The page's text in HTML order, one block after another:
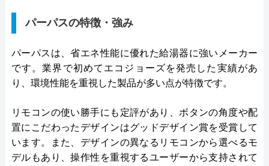
パーパスの特徴・強み
パーパスは、省エネ性能に優れた給湯器に強いメーカー
です。業界で初めてエコジョーズを発売した実績があ
り、環境性能を重視した製品が多い点が特徴です。
リモコンの使い勝手にも定評があり、ボタンの角度や配
置にこだわったデザインはグッドデザイン賞を受賞して
います。また、デザインの異なるリモコンから選べるモ
デルもあり、操作性を重視するユーザーから支持されて